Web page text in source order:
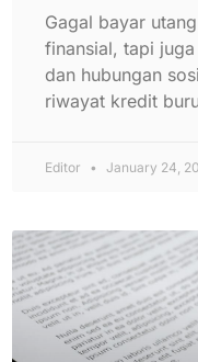
Gagal bayar
finansial, tapi
dan hubungan
riwayat kredit
Editor January 24,